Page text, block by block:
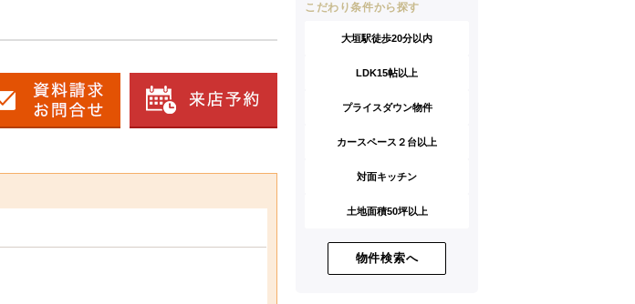
こだわり条件から探す
大垣駅徒歩20分以内
LDK15帖以上
プライスダウン物件
カースペース２台以上
対面キッチン
土地面積50坪以上
物件検索へ